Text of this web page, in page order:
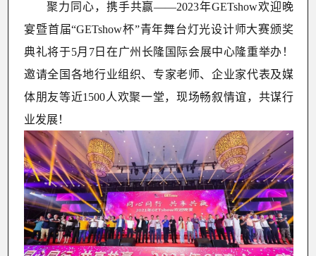
聚力同心，携手共赢——2023年GETshow欢迎晚
宴暨首届“GETshow杯”青年舞台灯光设计师大赛颁奖
典礼将于5月7日在广州长隆国际会展中心隆重举办！
邀请全国各地行业组织、专家老师、企业家代表及媒
体朋友等近1500人欢聚一堂，现场畅叙情谊，共谋行
业发展！